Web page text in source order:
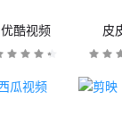
优酷视频 皮